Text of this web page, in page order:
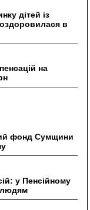
дітей із
в
на
фонд Сумщини
у Пенсійному